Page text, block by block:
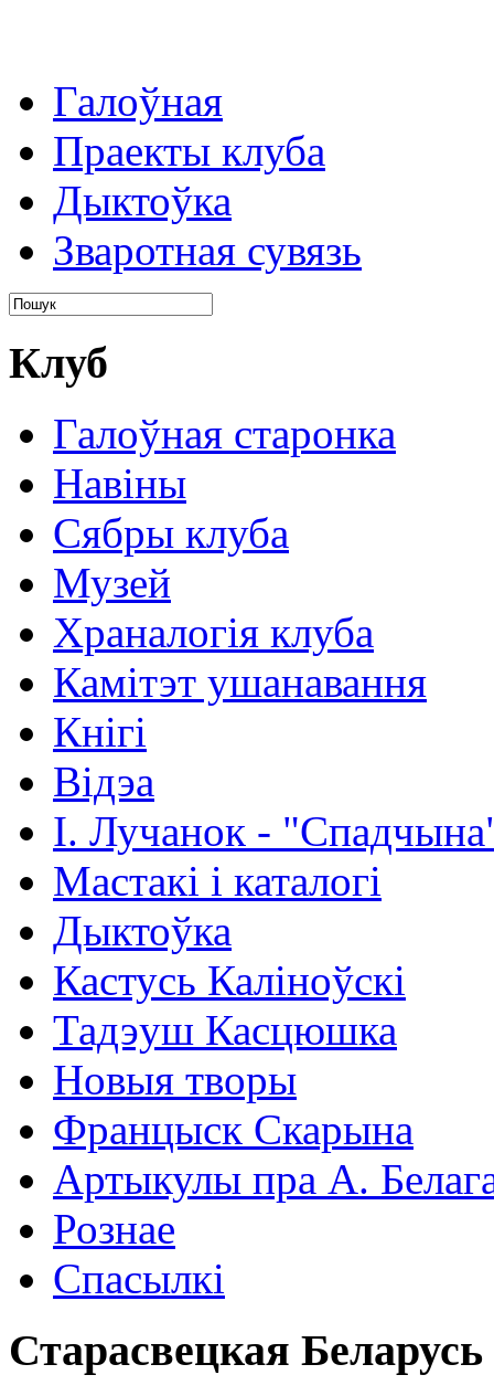
Галоўная
Праекты клуба
Дыктоўка
Зваротная сувязь
Клуб
Галоўная старонка
Навіны
Сябры клуба
Музей
Храналогія клуба
Камітэт ушанавання
Кнігі
Відэа
І. Лучанок -
Мастакі i каталогi
Дыктоўка
Кастусь Каліноўскі
Тадэуш Касцюшка
Новыя творы
Францыск Скарына
Артыкулы пра А.
Рознае
Спасылкі
Старасвецкая Беларусь